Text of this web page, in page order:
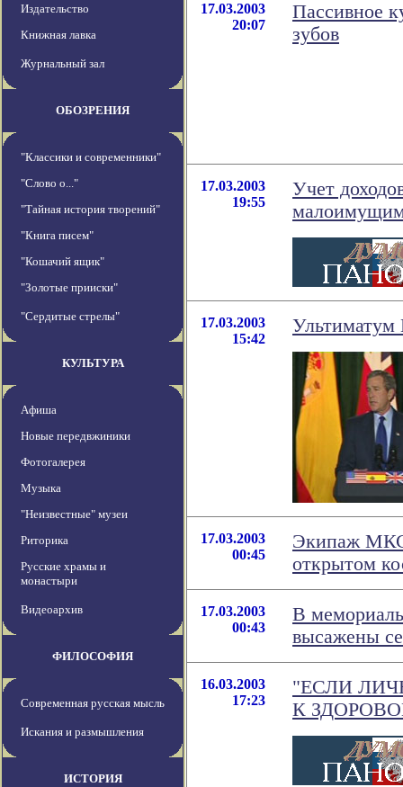
Издательство
Книжная лавка
Журнальный зал
ОБОЗРЕНИЯ
"Классики и современники"
"Слово о..."
"Тайная история творений"
"Книга писем"
"Кошачий ящик"
"Золотые прииски"
"Сердитые стрелы"
КУЛЬТУРА
Афиша
Новые передвжиники
Фотогалерея
Музыка
"Неизвестные" музеи
Риторика
Русские храмы и
монастыри
Видеоархив
ФИЛОСОФИЯ
Современная русская мысль
Искания и размышления
ИСТОРИЯ
17.03.2003
20:07
Пассивное
зубов
17.03.2003
19:55
Учет
17.03.2003
15:42
Ультиматум
17.03.2003
00:45
Экипаж МКС
открытом
17.03.2003
00:43
В
высажены
16.03.2003
17:23
"ЕСЛИ
К